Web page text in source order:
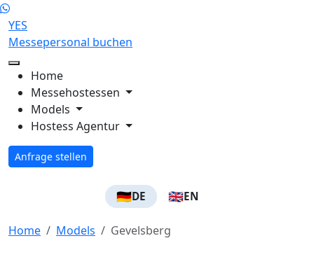
YES
Messepersonal buchen
Home
Messehostessen
Models
Hostess Agentur
Anfrage stellen
🇩🇪DE 🇬🇧EN
Home Models Gevelsberg